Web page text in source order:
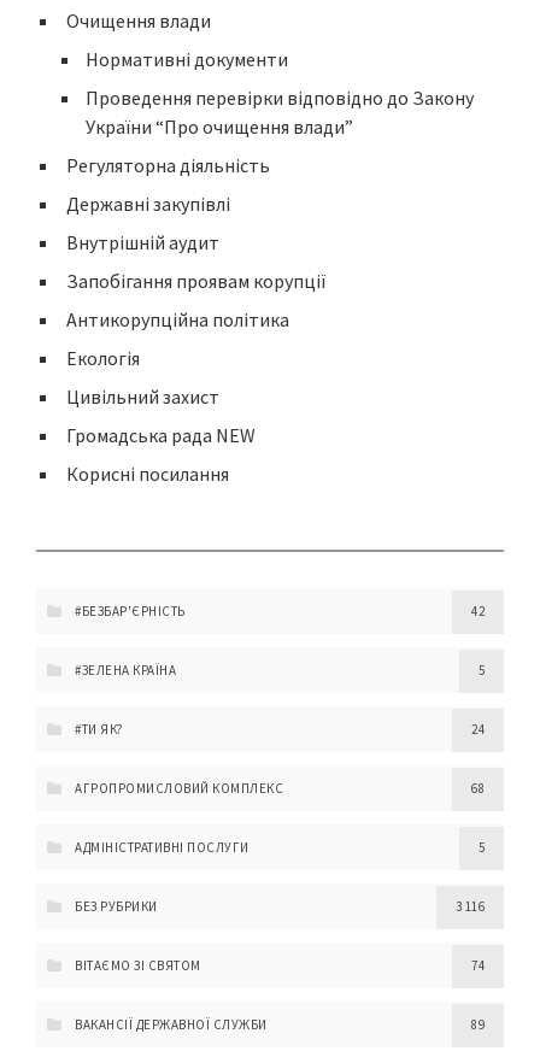
Очищення влади
Нормативні документи
Проведення перевірки відповідно до Закону
України “Про очищення влади”
Регуляторна діяльність
Державні закупівлі
Внутрішній аудит
Запобігання проявам корупції
Антикорупційна політика
Екологія
Цивільний захист
Громадська рада NEW
Корисні посилання
#БЕЗБАР'ЄРНІСТЬ 42
#ЗЕЛЕНА КРАЇНА 5
#ТИ ЯК? 24
АГРОПРОМИСЛОВИЙ КОМПЛЕКС 68
АДМІНІСТРАТИВНІ ПОСЛУГИ 5
БЕЗ РУБРИКИ 3 116
ВІТАЄМО ЗІ СВЯТОМ 74
ВАКАНСІЇ ДЕРЖАВНОЇ СЛУЖБИ 89